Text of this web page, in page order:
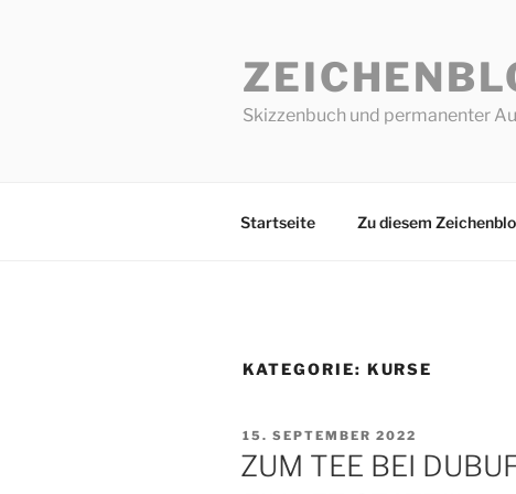
Skizzenbuch und permanenter
Startseite Zu diesem
KATEGORIE: KURSE
VERÖFFENTLICHT
AM
15. SEPTEMBER 2022
ZUM TEE BEI